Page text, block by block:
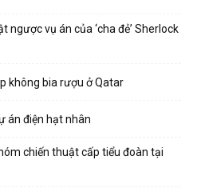
ngược vụ án của ‘cha đẻ’ Sherlock
không bia rượu ở Qatar
án điện hạt nhân
chiến thuật cấp tiểu đoàn tại